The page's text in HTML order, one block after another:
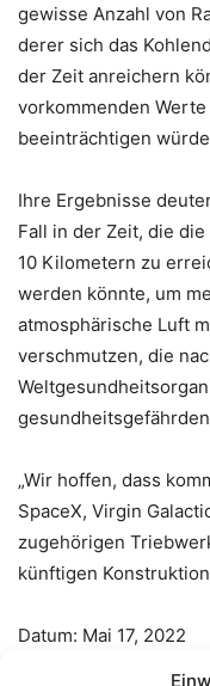
gewisse Anzahl von
derer sich das
der Zeit anreichern
vorkommenden
beeinträchtigen
Ihre Ergebnisse
Fall in der Zeit, die
10 Kilometern zu
werden könnte, um
atmosphärische Luft
verschmutzen, die
„Wir hoffen, dass
SpaceX, Virgin
zugehörigen
künftigen
Datum: Mai 17, 2022